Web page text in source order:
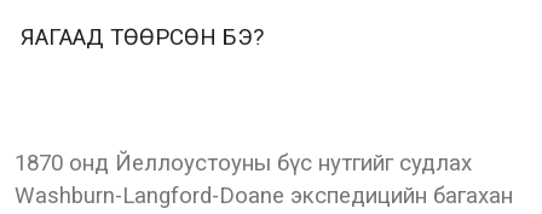
ЯАГААД ТӨӨРСӨН БЭ?
1870 онд Йеллоустоуны бүс нутгийг судлах
Washburn-Langford-Doane экспедицийн багахан